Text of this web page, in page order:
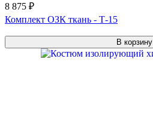
8 875 ₽
Комплект ОЗК ткань - Т-15
В корзину